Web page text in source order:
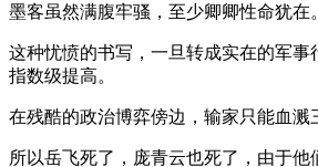
墨客虽然满腹牢骚，至少卿卿性命犹在。
这种忧愤的书写，一旦转成实在的军事
指数级提高。
在残酷的政治博弈傍边，输家只能血溅
所以岳飞死了，庞青云也死了，由于他